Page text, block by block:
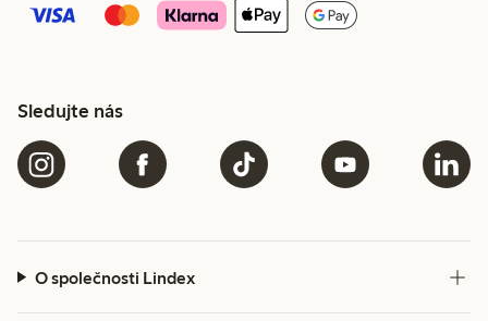
Sledujte nás
O společnosti Lindex